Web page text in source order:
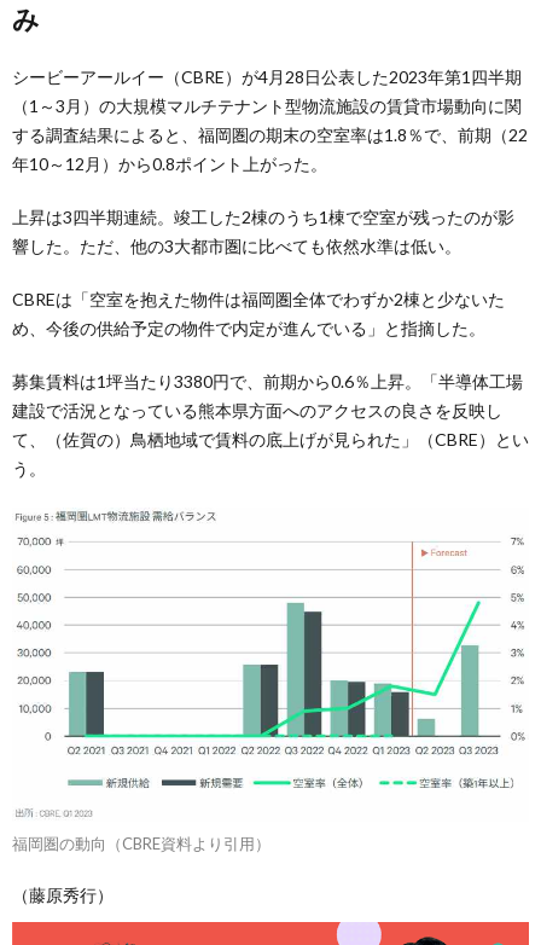
み
シービーアールイー（CBRE）が4月28日公表した2023年第1四半期
（1～3月）の大規模マルチテナント型物流施設の賃貸市場動向に関
する調査結果によると、福岡圏の期末の空室率は1.8％で、前期（22
年10～12月）から0.8ポイント上がった。
上昇は3四半期連続。竣工した2棟のうち1棟で空室が残ったのが影
響した。ただ、他の3大都市圏に比べても依然水準は低い。
CBREは「空室を抱えた物件は福岡圏全体でわずか2棟と少ないた
め、今後の供給予定の物件で内定が進んでいる」と指摘した。
募集賃料は1坪当たり3380円で、前期から0.6％上昇。「半導体工場
建設で活況となっている熊本県方面へのアクセスの良さを反映し
て、（佐賀の）鳥栖地域で賃料の底上げが見られた」（CBRE）とい
う。
福岡圏の動向（CBRE資料より引用）
（藤原秀行）